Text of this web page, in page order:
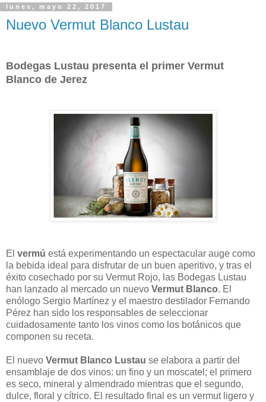
lunes, mayo 22, 2017
Nuevo Vermut Blanco Lustau
Bodegas Lustau presenta el primer Vermut
Blanco de Jerez
El vermú está experimentando un espectacular auge como
la bebida ideal para disfrutar de un buen aperitivo, y tras el
éxito cosechado por su Vermut Rojo, las Bodegas Lustau
han lanzado al mercado un nuevo Vermut Blanco. El
enólogo Sergio Martínez y el maestro destilador Fernando
Pérez han sido los responsables de seleccionar
cuidadosamente tanto los vinos como los botánicos que
componen su receta.
El nuevo Vermut Blanco Lustau se elabora a partir del
ensamblaje de dos vinos: un fino y un moscatel; el primero
es seco, mineral y almendrado mientras que el segundo,
dulce, floral y cítrico. El resultado final es un vermut ligero y